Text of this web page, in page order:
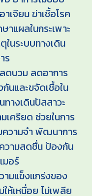
เจียน ฆ่าเชื้อโรค
าแผลในกระเพาะ
ในระบบทางเดิน
ร
ดบวม ลดอาการ
นและขจัดเชื้อใน
ทางเดินปัสสาวะ
ครียด ช่วยในการ
วามจำ พัฒนาการ
วามสดชื่น ป้องกัน
มอร์
มแข็งแกร่งของ
ให้เหนื่อย ไม่เพลีย